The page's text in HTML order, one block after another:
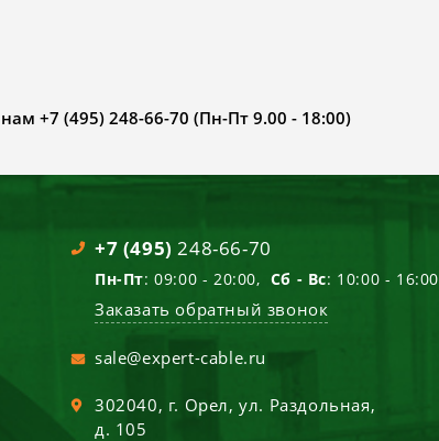
+7 (495) 248-66-70 (Пн-Пт 9.00 - 18:00)
+7 (495) 248-66-70
Пн-Пт: 09:00 - 20:00, Сб - Вс: 10:00 - 16:00
Заказать обратный звонок
sale@expert-cable.ru
302040, г. Орел,ул. Раздольная,
д. 105